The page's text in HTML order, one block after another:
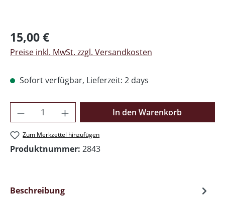
Regulärer Preis:
15,00 €
Preise inkl. MwSt. zzgl. Versandkosten
Sofort verfügbar, Lieferzeit: 2 days
Produkt Anzahl: Gib den gewünschten
In den Warenkorb
Zum Merkzettel hinzufügen
Produktnummer: 2843
Beschreibung